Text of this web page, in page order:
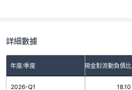
詳細數據
年度/季度 營業現金對流動負債比
2026-Q1 18.10